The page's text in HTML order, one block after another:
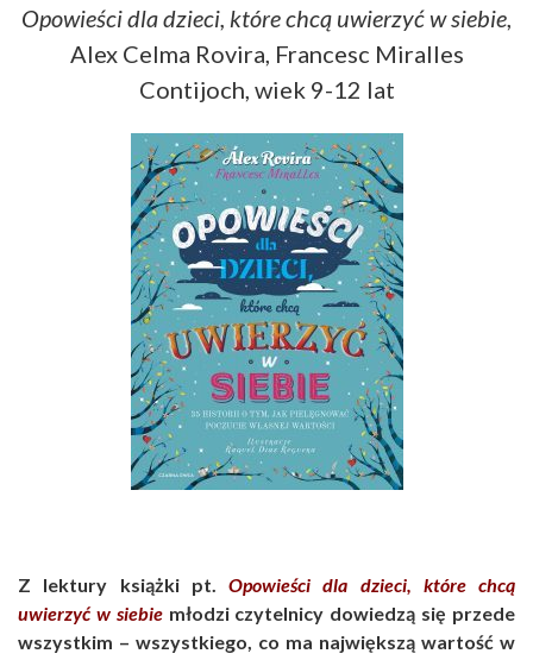
Opowieści dla dzieci, które chcą uwierzyć w siebie
Alex Celma Rovira, Francesc Miralles
Contijoch, wiek 9-12 lat
Z lektury książki pt. Opowieści dla dzieci, które chcą
uwierzyć w siebiemłodzi czytelnicy dowiedzą się przede
wszystkim – wszystkiego, co ma największą wartość w